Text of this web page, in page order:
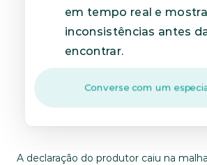
em tempo real e mostra
inconsistências antes
encontrar.
Converse com um
A declaração do produtor caiu na